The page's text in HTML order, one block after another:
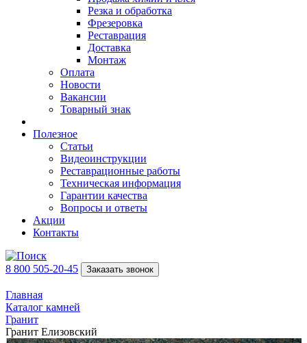
Резка и обработка
Фрезеровка
Реставрация
Доставка
Монтаж
Оплата
Новости
Вакансии
Товарный знак
Полезное
Статьи
Видеоинструкции
Реставрационные работы
Техническая информация
Гарантии качества
Вопросы и ответы
Акции
Контакты
8 800 505-20-45 Заказать звонок
Главная
Каталог камней
Гранит
Гранит Елизовский